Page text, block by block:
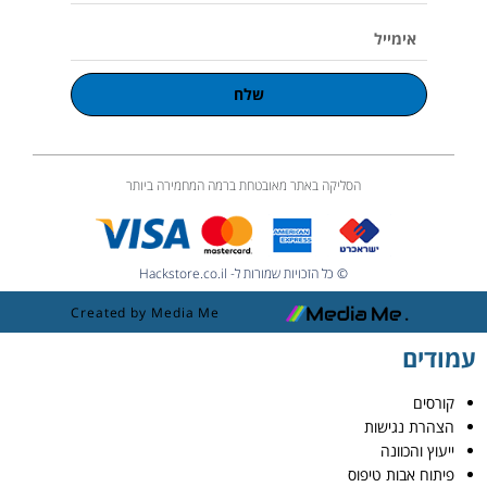
שלח
הסליקה באתר מאובטחת ברמה המחמירה ביותר
© כל הזכויות שמורות ל- Hackstore.co.il
Created by Media Me
עמודים
קורסים
הצהרת נגישות
ייעוץ והכוונה
פיתוח אבות טיפוס